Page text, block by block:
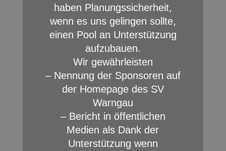
haben Planungssicherheit,
wenn es uns gelingen sollte,
einen Pool an Unterstützung
aufzubauen.
Wir gewährleisten
– Nennung der Sponsoren auf
der Homepage des SV
Warngau
– Bericht in öffentlichen
Medien als Dank der
Unterstützung wenn